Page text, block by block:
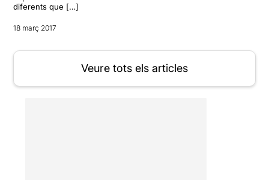
diferents que […]
18 març 2017
Veure tots els articles